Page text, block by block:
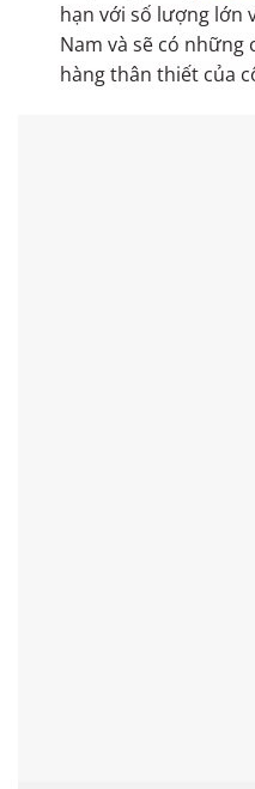
hạn với số lượng lớn
Nam và sẽ có những
hàng thân thiết của